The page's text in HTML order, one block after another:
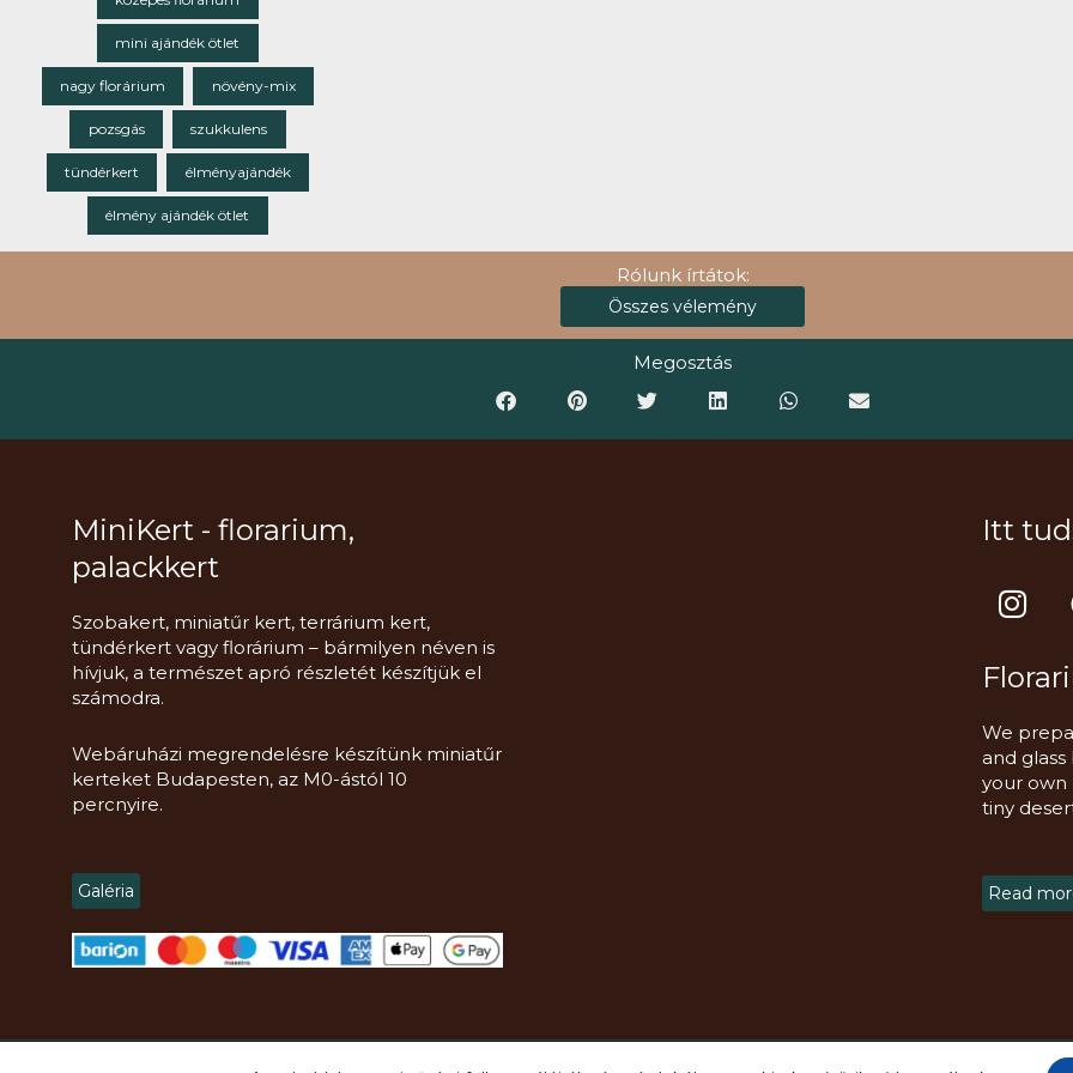
mini ajándék ötlet
nagy florárium növény-mix
pozsgás szukkulens
tündérkert élményajándék
élmény ajándék ötlet
Rólunk írtátok:
Összes vélemény
Megosztás
MiniKert - florarium,
palackkert
Szobakert, miniatűr kert, terrárium kert,
tündérkert vagy florárium – bármilyen néven is
hívjuk, a természet apró részletét készítjük el
számodra.
Webáruházi megrendelésre készítünk miniatűr
kerteket Budapesten, az M0-ástól 10
percnyire.
Galéria
Itt
I
n
t
g
r
a
We
and
your own
tiny
Read